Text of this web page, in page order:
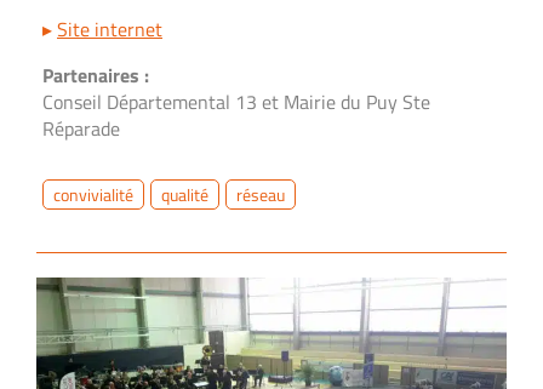
▸Site internet
Partenaires :
Conseil Départemental 13 et Mairie du Puy Ste
Réparade
convivialité qualité réseau